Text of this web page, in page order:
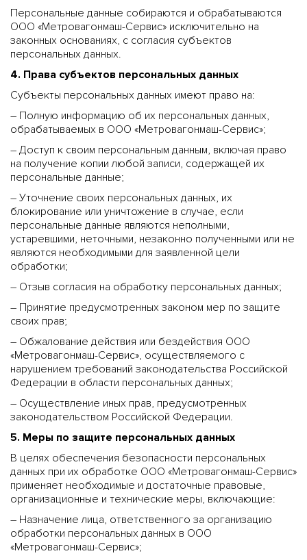
Персональные данные собираются и обрабатываются
ООО «Метровагонмаш-Сервис» исключительно на
законных основаниях, с согласия субъектов
персональных данных.
4. Права субъектов персональных данных
Субъекты персональных данных имеют право на:
– Полную информацию об их персональных данных,
обрабатываемых в ООО «Метровагонмаш-Сервис»;
– Доступ к своим персональным данным, включая право
на получение копии любой записи, содержащей их
персональные данные;
– Уточнение своих персональных данных, их
блокирование или уничтожение в случае, если
персональные данные являются неполными,
устаревшими, неточными, незаконно полученными или не
являются необходимыми для заявленной цели
обработки;
– Отзыв согласия на обработку персональных данных;
– Принятие предусмотренных законом мер по защите
своих прав;
– Обжалование действия или бездействия ООО
«Метровагонмаш-Сервис», осуществляемого с
нарушением требований законодательства Российской
Федерации в области персональных данных;
– Осуществление иных прав, предусмотренных
законодательством Российской Федерации.
5. Меры по защите персональных данных
В целях обеспечения безопасности персональных
данных при их обработке ООО «Метровагонмаш-Сервис»
применяет необходимые и достаточные правовые,
организационные и технические меры, включающие:
– Назначение лица, ответственного за организацию
обработки персональных данных в ООО
«Метровагонмаш-Сервис»;